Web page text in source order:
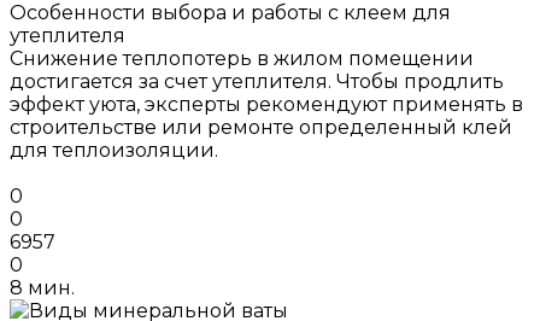
Особенности выбора и работы с клеем для
утеплителя
Снижение теплопотерь в жилом помещении
достигается за счет утеплителя. Чтобы продлить
эффект уюта, эксперты рекомендуют применять в
строительстве или ремонте определенный клей
для теплоизоляции.
0
0
6957
0
8 мин.